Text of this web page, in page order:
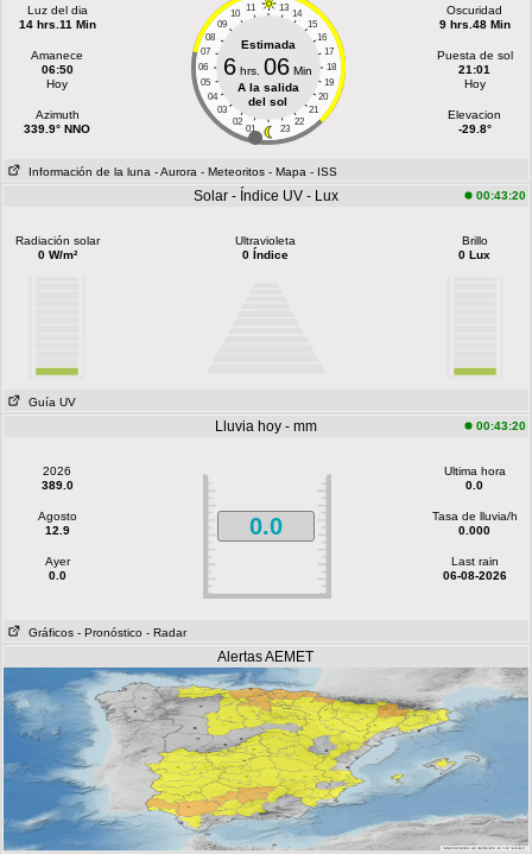
Luz del dia
14 hrs.11 Min
Amanece
06:50
Hoy
Azimuth
339.9° NNO
11 13
10
14
09
15
08
16
07
17
06
18
05
19
04
20
03
21
02
22
01 23
Estimada
6 hrs.06 Min
A la salida
del sol
Oscuridad
9 hrs.48 Min
Puesta de sol
21:01
Hoy
Elevacion
-29.8°
Información de la luna - Aurora - Meteoritos - Mapa - ISS
Solar - Índice UV - Lux 00:43:20
Radiación solar
0 W/m²
Ultravioleta
0 Índice
Brillo
0 Lux
Guía UV
Lluvia hoy - mm 00:43:20
2026
389.0
Agosto
12.9
Ayer
0.0
0.0
Ultima hora
0.0
Tasa de lluvia/h
0.000
Last rain
06-08-2026
Gráficos - Pronóstico - Radar
Alertas AEMET